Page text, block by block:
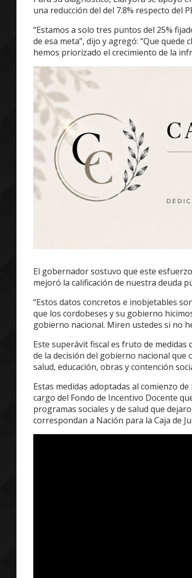
una reducción del del 7.8% respecto del
“Estamos a solo tres puntos del 25%
de esa meta”, dijo y agregó: “Que
hemos priorizado el crecimiento de la
El gobernador sostuvo que este
mejoró la calificación de nuestra deuda
“Estos datos concretos e inobjetables
que los cordobeses y su gobierno
gobierno nacional. Miren ustedes si no
Este superávit fiscal es fruto de
de la decisión del gobierno nacional
salud, educación, obras y contención
Estas medidas adoptadas al comienzo
cargo del Fondo de Incentivo Docente
programas sociales y de salud que
correspondan a Nación para la Caja de